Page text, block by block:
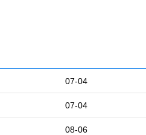
07-04
07-04
08-06